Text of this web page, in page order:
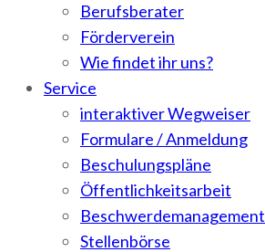
Berufsberater
Förderverein
Wie findet ihr uns?
Service
interaktiver Wegweiser
Formulare / Anmeldung
Beschulungspläne
Öffentlichkeitsarbeit
Beschwerdemanagement
Stellenbörse